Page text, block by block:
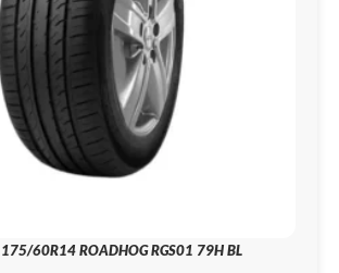
175/60R14 ROADHOG RGS01 79H BL